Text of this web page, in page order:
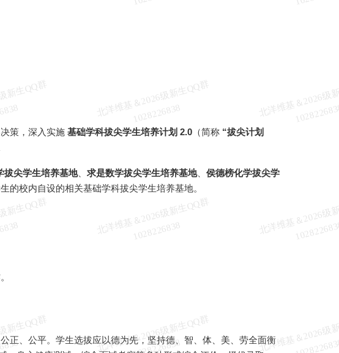
策，深入实施 基础学科拔尖学生培养计划 2.0 （简称 “拔尖计划
拔尖学生培养基地、 求是数学拔尖学生培养基地、 侯德榜化学拔尖学
的校内自设的相关基础学科拔尖学生培养基地。
正、公平。学生选拔应以德为先，坚持德、智、体、美、劳全面衡
北
洋
维
基
＆
2
0
2
6
级
新
生
Q
Q
群
1
0
2
8
2
2
6
8
3
8
北
洋
维
基
＆
2
0
2
6
级
新
生
Q
Q
群
1
0
2
8
2
2
6
8
3
8
北
洋
维
基
＆
2
0
2
6
级
新
生
Q
Q
群
1
0
2
8
2
2
6
8
3
8